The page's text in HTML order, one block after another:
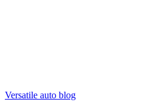
Versatile auto blog